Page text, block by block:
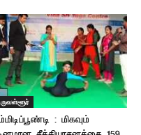
: மிகவும்